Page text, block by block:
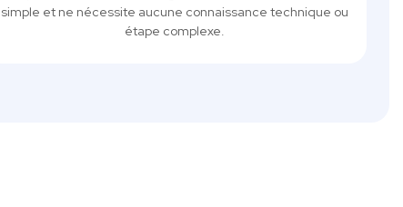
simple et ne nécessite aucune connaissance technique ou
étape complexe.